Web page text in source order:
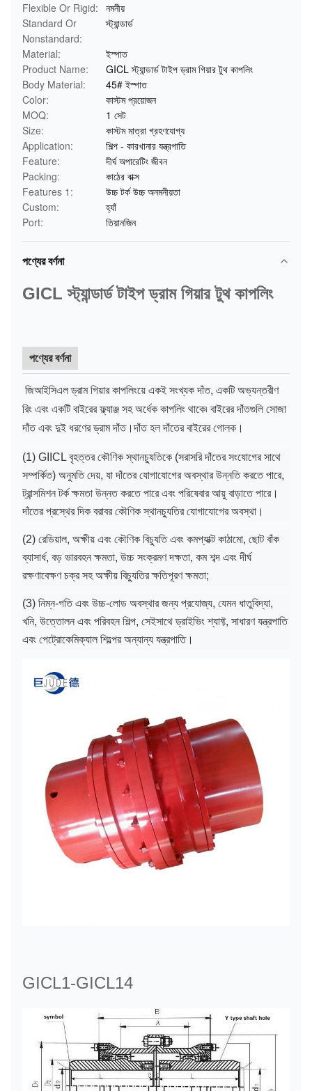
Flexible Or Rigid: নমনীয়
Standard Or
Nonstandard:
স্ট্যান্ডার্ড
Material:
ইস্পাত
Product Name:
GICL স্ট্যান্ডার্ড টাইপ ড্রাম গিয়ার টুথ কাপলিং
Body Material:
45# ইস্পাত
Color:
কাস্টম প্রয়োজন
MOQ:
1 সেট
Size:
কাস্টম মাত্রা গ্রহণযোগ্য
Application:
শিল্প - কারখানার যন্ত্রপাতি
Feature:
দীর্ঘ অপারেটিং জীবন
Packing:
কাঠের বাক্স
Features 1:
উচ্চ টর্ক উচ্চ অনমনীয়তা
Custom:
হ্যাঁ
Port:
তিয়ানজিন
পণ্যের বর্ণনা
GICL স্ট্যান্ডার্ড টাইপ ড্রাম গিয়ার টুথ কাপলিং
পণ্যের বর্ণনা
জিআইসিএল ড্রাম গিয়ার কাপলিংয়ে একই সংখ্যক দাঁত, একটি অভ্যন্তরীণ
রিং এবং একটি বাইরের ফ্ল্যাঞ্জ সহ অর্ধেক কাপলিং থাকে৷ বাইরের দাঁতগুলি সোজা
দাঁত এবং দুই ধরণের ড্রাম দাঁত।দাঁত হল দাঁতের বাইরের গোলক।
(1) GIICL বৃহত্তর কৌণিক স্থানচ্যুতিকে (সরাসরি দাঁতের সংযোগের সাথে
সম্পর্কিত) অনুমতি দেয়, যা দাঁতের যোগাযোগের অবস্থার উন্নতি করতে পারে,
ট্রান্সমিশন টর্ক ক্ষমতা উন্নত করতে পারে এবং পরিষেবার আয়ু বাড়াতে পারে।
দাঁতের প্রস্থের দিক বরাবর কৌণিক স্থানচ্যুতির যোগাযোগের অবস্থা।
(2) রেডিয়াল, অক্ষীয় এবং কৌণিক বিচ্যুতি এবং কমপ্যাক্ট কাঠামো, ছোট বাঁক
ব্যাসার্ধ, বড় ভারবহন ক্ষমতা, উচ্চ সংক্রমণ দক্ষতা, কম শব্দ এবং দীর্ঘ
রক্ষণাবেক্ষণ চক্র সহ অক্ষীয় বিচ্যুতির ক্ষতিপূরণ ক্ষমতা;
(3) নিম্ন-গতি এবং উচ্চ-লোড অবস্থার জন্য প্রযোজ্য, যেমন ধাতুবিদ্যা,
খনি, উত্তোলন এবং পরিবহন শিল্প, সেইসাথে ড্রাইভিং শ্যাফ্ট, সাধারণ যন্ত্রপাতি
এবং পেট্রোকেমিক্যাল শিল্পের অন্যান্য যন্ত্রপাতি।
GICL1-GICL14